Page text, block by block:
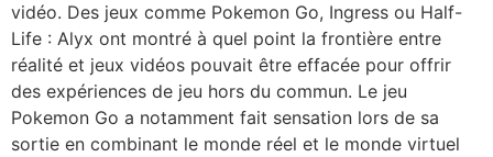
vidéo. Des jeux comme Pokemon Go, Ingress ou Half-
Life : Alyx ont montré à quel point la frontière entre
réalité et jeux vidéos pouvait être effacée pour offrir
des expériences de jeu hors du commun. Le jeu
Pokemon Go a notamment fait sensation lors de sa
sortie en combinant le monde réel et le monde virtuel